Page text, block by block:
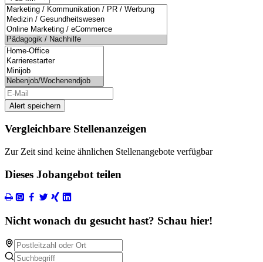
Alert speichern
Vergleichbare Stellenanzeigen
Zur Zeit sind keine ähnlichen Stellenangebote verfügbar
Dieses Jobangebot teilen
Nicht wonach du gesucht hast? Schau hier!